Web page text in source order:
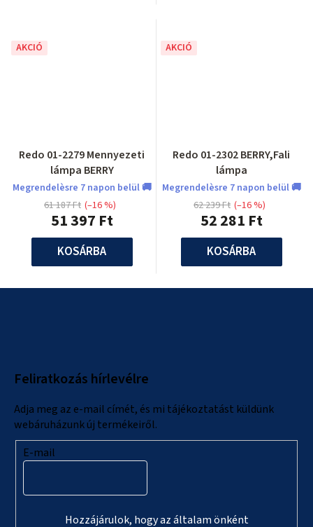
AKCIÓ
Redo 01-2279 Mennyezeti
lámpa BERRY
Megrendelèsre 7 napon belül 🚚
51 397 Ft
61 187 Ft (–16 %)
KOSÁRBA
AKCIÓ
Redo 01-2302 BERRY,Fali
lámpa
Megrendelèsre 7 napon belül 🚚
52 281 Ft
62 239 Ft (–16 %)
KOSÁRBA
Feliratkozás hírlevélre
Adja meg az e-mail címét, és mi tájékoztatást küldünk
webáruházunk új termékeiről.
E-mail
Hozzájárulok, hogy az általam önként